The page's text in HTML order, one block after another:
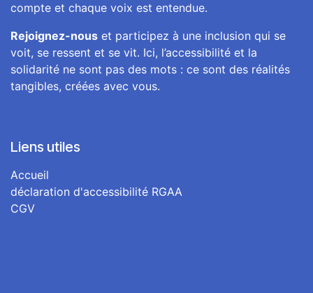
compte et chaque voix est entendue.
Rejoignez-nous et participez à une inclusion qui se
voit, se ressent et se vit. Ici, l’accessibilité et la
solidarité ne sont pas des mots : ce sont des réalités
tangibles, créées avec vous.
Liens utiles
Accueil
déclaration d'accessibilité RGAA
CGV